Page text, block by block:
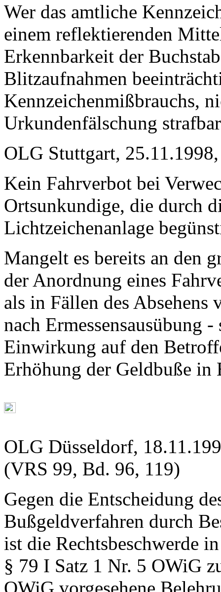
Wer das amtliche
einem reflektierenden
Erkennbarkeit der
Blitzaufnahmen
Kennzeichenmißbrauchs,
Urkundenfälschung
OLG Stuttgart,
Kein Fahrverbot bei
Ortsunkundige, die durch
Lichtzeichenanlage
Mangelt es bereits an den
der Anordnung eines
als in Fällen des Absehens
nach Ermessensausübung
Einwirkung auf den
Erhöhung der Geldbuße in
OLG Düsseldorf,
(VRS 99, Bd. 96, 119)
Gegen die Entscheidung
Bußgeldverfahren durch
ist die Rechtsbeschwerde
§ 79 I Satz 1 Nr. 5 OWiG
OWiG vorgesehene